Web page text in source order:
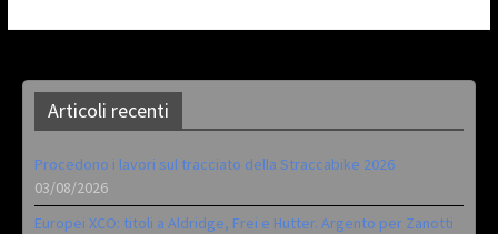
Articoli recenti
Procedono i lavori sul tracciato della Straccabike 2026
03/08/2026
Europei XCO: titoli a Aldridge, Frei e Hutter. Argento per Zanotti